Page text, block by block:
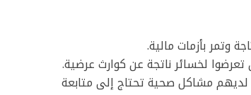
وتمر بأزمات مالية.
لخسائر ناتجة عن كوارث عرضية.
لديهم مشاكل صحية تحتاج إلى متابعة